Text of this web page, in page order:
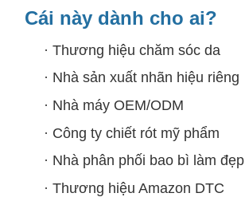
Cái này dành cho ai?
· Thương hiệu chăm sóc da
· Nhà sản xuất nhãn hiệu riêng
· Nhà máy OEM/ODM
· Công ty chiết rót mỹ phẩm
· Nhà phân phối bao bì làm đẹp
· Thương hiệu Amazon DTC